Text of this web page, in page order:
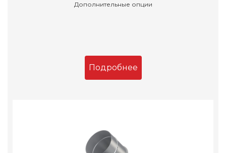
Дополнительные опции
Подробнее